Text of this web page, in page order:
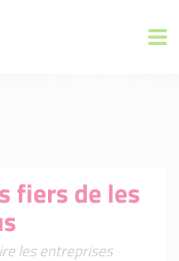
fiers de les
les entreprises